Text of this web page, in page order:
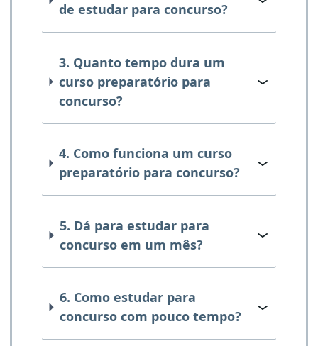
de estudar para concurso?
3. Quanto tempo dura um
curso preparatório para
concurso?
4. Como funciona um curso
preparatório para concurso?
5. Dá para estudar para
concurso em um mês?
6. Como estudar para
concurso com pouco tempo?